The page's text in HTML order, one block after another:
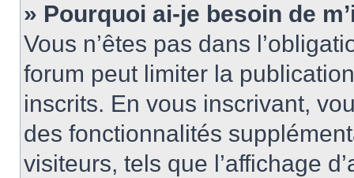
» Pourquoi ai-je besoin de
Vous n’êtes pas dans
forum peut limiter la
inscrits. En vous inscrivant,
des fonctionnalités
visiteurs, tels que l’affichage